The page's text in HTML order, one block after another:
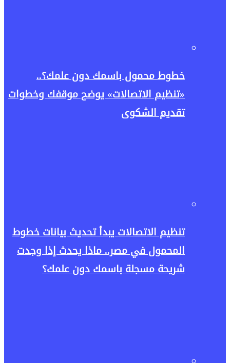
خطوط محمول باسمك دون علمك؟..
«تنظيم الاتصالات» يوضح موقفك وخطوات
تقديم الشكوى
تنظيم الاتصالات يبدأ تحديث بيانات خطوط
المحمول في مصر.. ماذا يحدث إذا وجدت
شريحة مسجلة باسمك دون علمك؟